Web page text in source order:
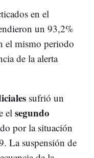
en el
un 93,2%
el mismo periodo
de la alerta
sufrió un
el segundo
por la situación
La suspensión de